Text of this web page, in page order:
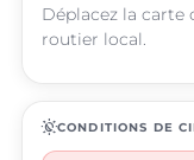
Déplacez la carte
routier local.
routineCONDITIONS DE